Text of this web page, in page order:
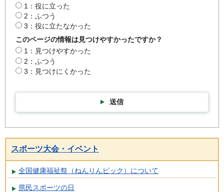
1：役に立った
2：ふつう
3：役に立たなかった
このページの情報は見つけやすかったですか？
1：見つけやすかった
2：ふつう
3：見つけにくかった
送信
スポーツ大会・イベント
全国健康福祉祭（ねんりんピック）について
県民スポーツの日